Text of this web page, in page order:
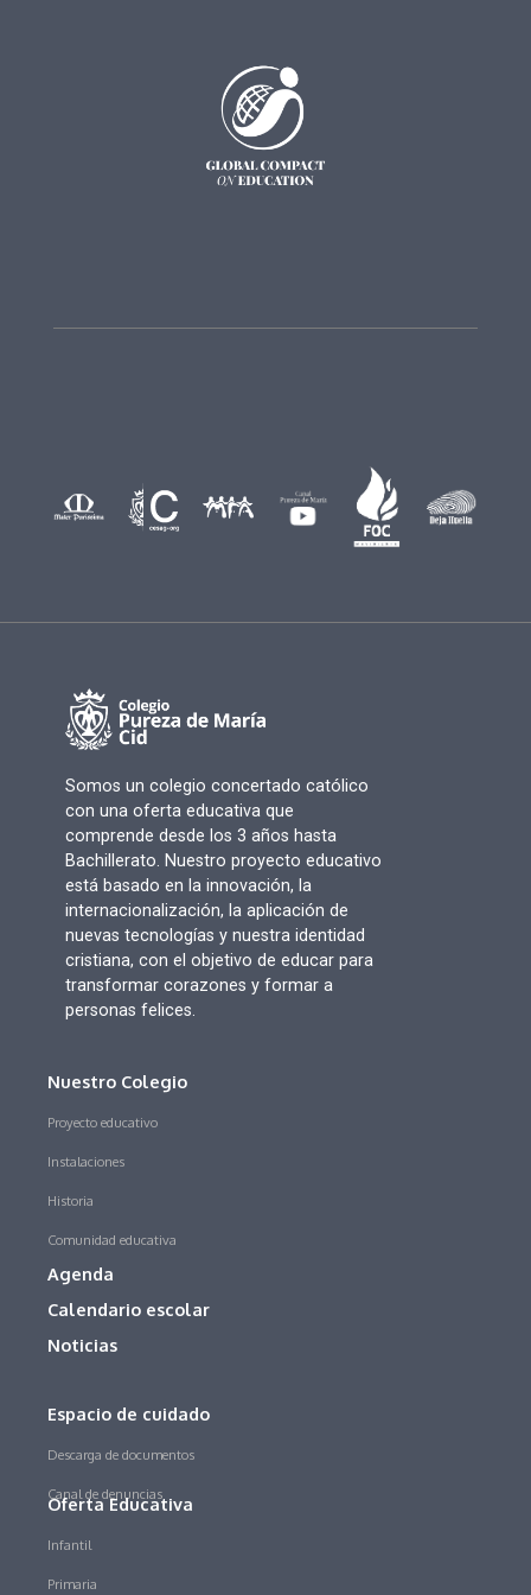
Somos un colegio concertado católico
con una oferta educativa que
comprende desde los 3 años hasta
Bachillerato. Nuestro proyecto educativo
está basado en la innovación, la
internacionalización, la aplicación de
nuevas tecnologías y nuestra identidad
cristiana, con el objetivo de educar para
transformar corazones y formar a
personas felices.
Nuestro Colegio
Proyecto educativo
Instalaciones
Historia
Comunidad educativa
Agenda
Calendario escolar
Noticias
Espacio de cuidado
Descarga de documentos
Canal de denuncias
Oferta Educativa
Infantil
Primaria